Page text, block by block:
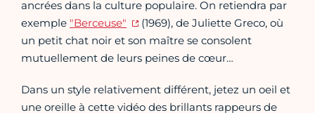
ancrées dans la culture populaire. On retiendra par
exemple "Berceuse"
(1969), de Juliette Greco, où
un petit chat noir et son maître se consolent
mutuellement de leurs peines de cœur…
Dans un style relativement différent, jetez un oeil et
une oreille à cette vidéo des brillants rappeurs de